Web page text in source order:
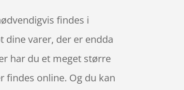
findes i
dine varer, der er endda
har du et meget større
findes online. Og du kan